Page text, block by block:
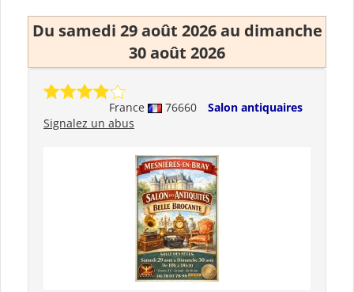
Du samedi 29 août 2026 au dimanche
30 août 2026
France 76660
Salon antiquaires
Signalez un abus